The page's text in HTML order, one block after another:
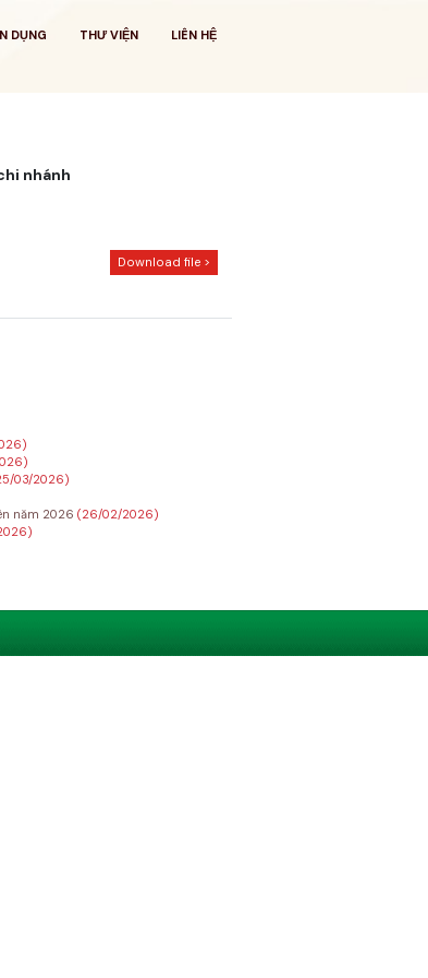
DỤNG THƯ VIỆN LIÊN HỆ
nhánh
Download file >
03/2026)
năm 2026 (26/02/2026)